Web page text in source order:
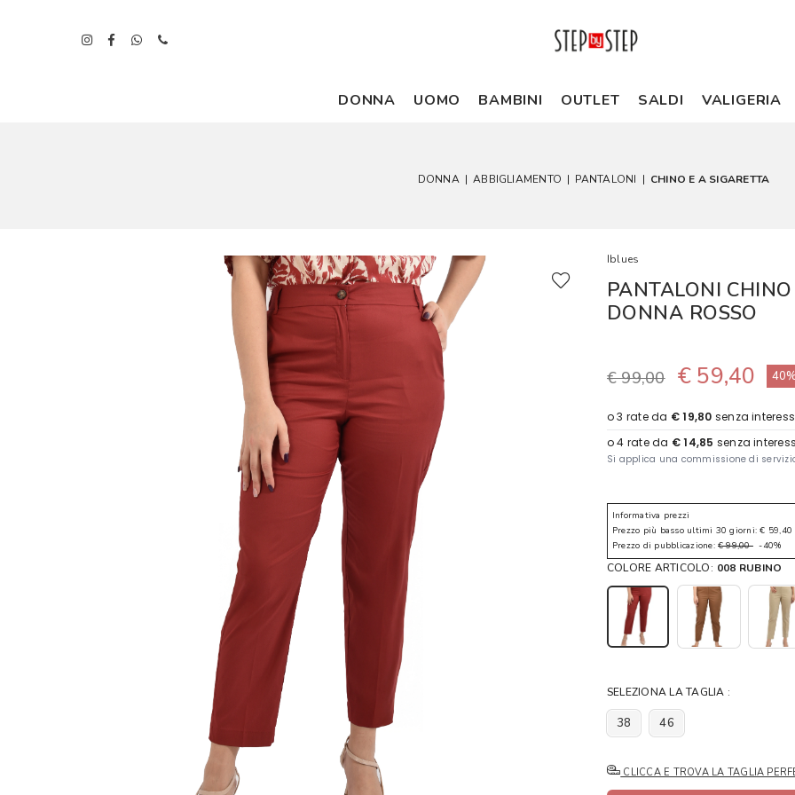
DONNA UOMO BAMBINI OUTLET SALDI VALIGERIA
DONNA | ABBIGLIAMENTO | PANTALONI | CHINO E A SIGARETTA
Iblues
PANTALONI
DONNA ROSSO
€ 99,00 € 59,40
Informativa prezzi
Prezzo più basso ultimi 30 giorni: € 59,40
Prezzo di pubblicazione: € 99,00-40%
COLORE ARTICOLO: 008 RUBINO
SELEZIONA LA TAGLIA :
38 46
CLICCA E TROVA LA TAGLIA